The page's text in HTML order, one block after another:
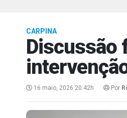
CARPINA
Discussão
16 maio, 2026 20:42h Por